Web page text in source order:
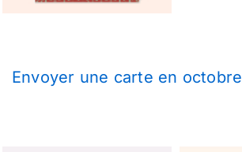
Envoyer une carte en octobre